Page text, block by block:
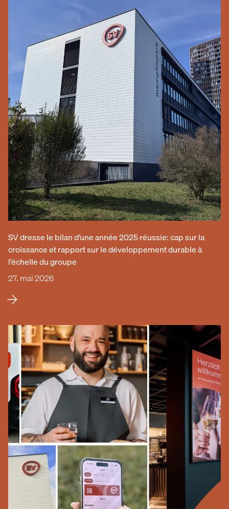
SV dresse le bilan d’une année 2025 réussie: cap sur la
croissance et rapport sur le développement durable à
l’échelle du groupe
27. mai 2026